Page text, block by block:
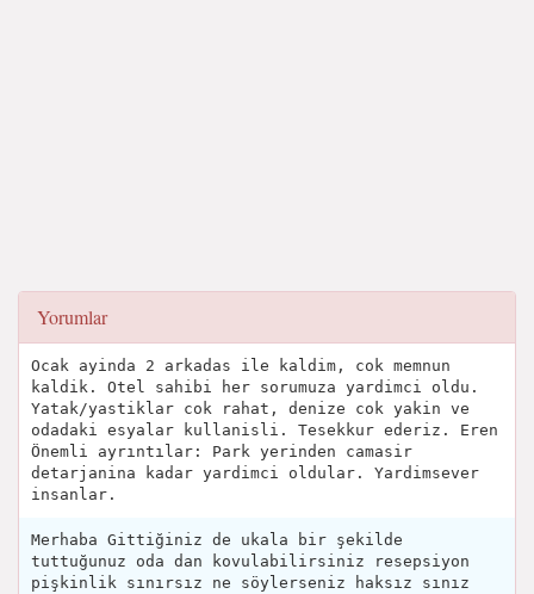
Yorumlar
Ocak ayinda 2 arkadas ile kaldim, cok memnun
kaldik. Otel sahibi her sorumuza yardimci oldu.
Yatak/yastiklar cok rahat, denize cok yakin ve
odadaki esyalar kullanisli. Tesekkur ederiz. Eren
Önemli ayrıntılar: Park yerinden camasir
detarjanina kadar yardimci oldular. Yardimsever
insanlar.
Merhaba Gittiğiniz de ukala bir şekilde
tuttuğunuz oda dan kovulabilirsiniz resepsiyon
pişkinlik sınırsız ne söylerseniz haksız sınız